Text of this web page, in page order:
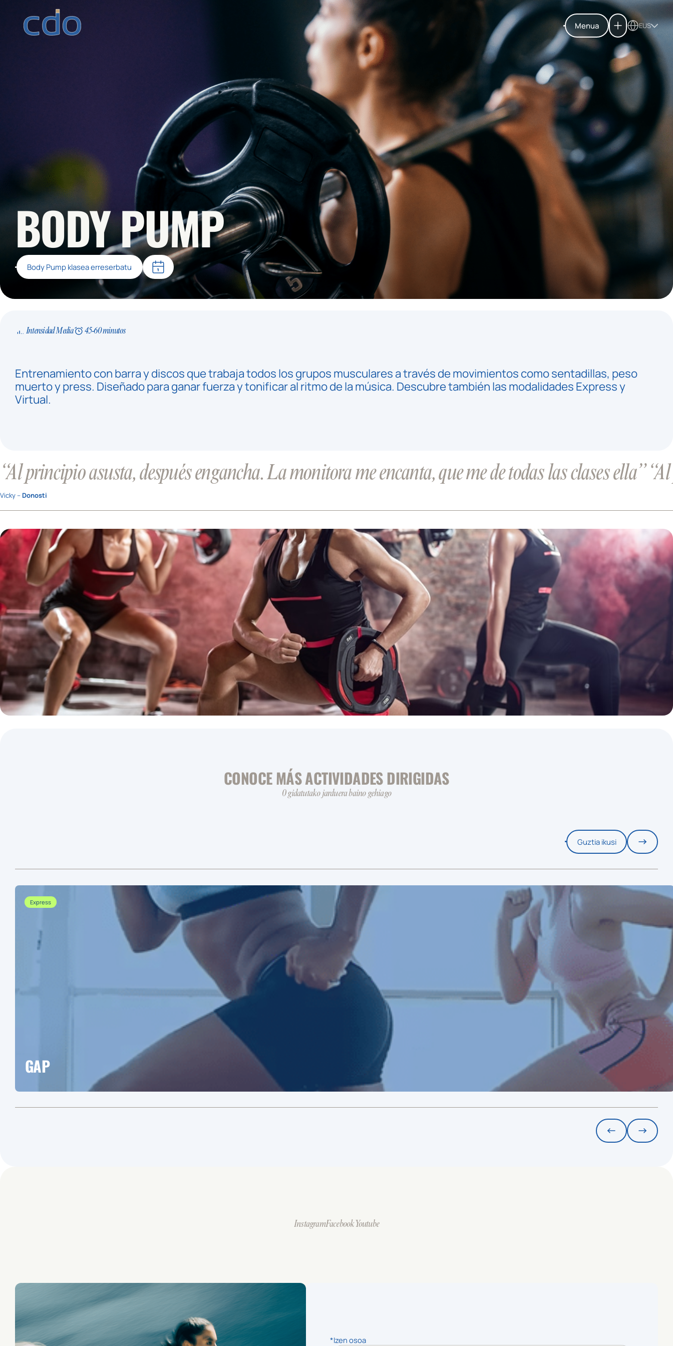
Menua EUS
BODY PUMP
Body Pump klasea erreserbatu
Intensidad Media 45-60 minutos
Entrenamiento con barra y discos que trabaja todos los grupos musculares a través de movimientos como sentadillas, peso
muerto y press. Diseñado para ganar fuerza y tonificar al ritmo de la música. Descubre también las modalidades Express y
Virtual.
“Al principio asusta, después engancha. La monitora me encanta, que me de todas las clases ella”
Vicky – Donosti
CONOCE MÁS ACTIVIDADES DIRIGIDAS
0 gidatutako jarduera baino gehiago
Guztia ikusi
Express
GAP
InstagramFacebookYoutube
*Izen osoa